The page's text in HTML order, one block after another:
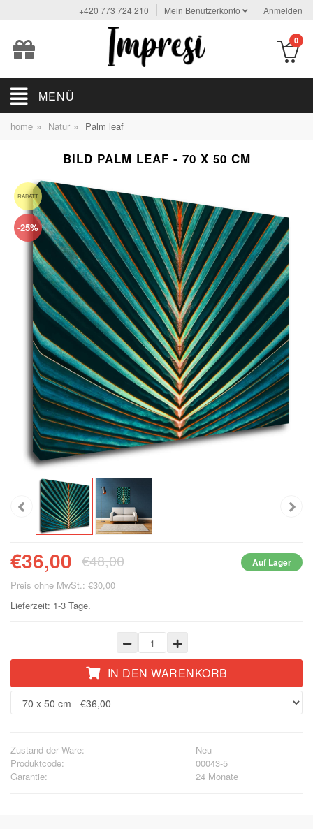
+420 773 724 210 Mein Benutzerkonto Anmelden
0
MENÜ
home » Natur » Palm leaf
BILD PALM LEAF - 70 X 50 CM
RABATT
-25%
€36,00 €48,00 Auf Lager
Preis ohne MwSt.: €30,00
Lieferzeit: 1-3 Tage.
IN DEN WARENKORB
Zustand der Ware:
Neu
Produktcode:
00043-5
Garantie:
24 Monate